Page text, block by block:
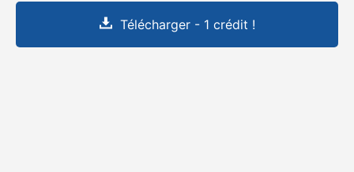
Télécharger - 1 crédit !